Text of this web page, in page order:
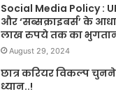
Social Media Policy :
और ‘सब्सक्राइबर्स’ के
लाख रुपये तक का
August 29, 2024
छात्र करियर विकल्प
ध्यान..!